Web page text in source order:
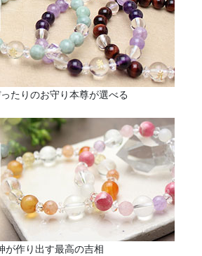
たりのお守り本尊が選べる
が作り出す最高の吉相